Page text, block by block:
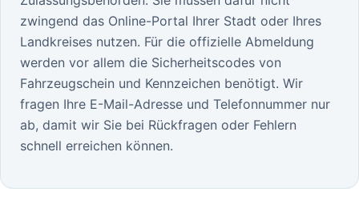
zwingend das Online-Portal Ihrer Stadt oder Ihres
Landkreises nutzen. Für die offizielle Abmeldung
werden vor allem die Sicherheitscodes von
Fahrzeugschein und Kennzeichen benötigt. Wir
fragen Ihre E-Mail-Adresse und Telefonnummer nur
ab, damit wir Sie bei Rückfragen oder Fehlern
schnell erreichen können.